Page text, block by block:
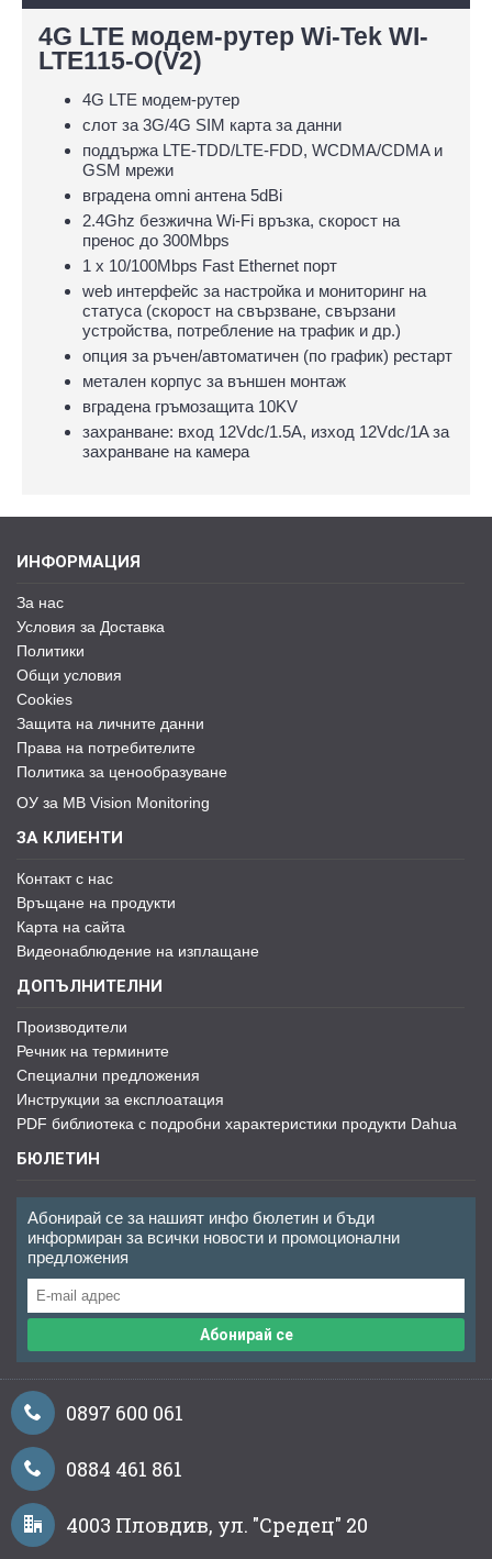
4G LTE модем-рутер Wi-Tek WI-
LTE115-O(V2)
4G LTE модем-рутер
слот за 3G/4G SIM карта за данни
поддържа LTE-TDD/LTE-FDD, WCDMA/CDMA и
GSM мрежи
вградена omni антена 5dBi
2.4Ghz безжична Wi-Fi връзка, скорост на
пренос до 300Mbps
1 х 10/100Mbps Fast Ethernet порт
web интерфейс за настройка и мониторинг на
статуса (скорост на свързване, свързани
устройства, потребление на трафик и др.)
опция за ръчен/автоматичен (по график) рестарт
метален корпус за външен монтаж
вградена гръмозащита 10KV
захранване: вход 12Vdc/1.5A, изход 12Vdc/1A за
захранване на камера
ИНФОРМАЦИЯ
За нас
Условия за Доставка
Политики
Общи условия
Cookies
Защита на личните данни
Права на потребителите
Политика за ценообразуване
ОУ за MB Vision Monitoring
ЗА КЛИЕНТИ
Контакт с нас
Връщане на продукти
Карта на сайта
Видеонаблюдение на изплащане
ДОПЪЛНИТЕЛНИ
Производители
Речник на термините
Специални предложения
Инструкции за експлоатация
PDF библиотека с подробни характеристики продукти Dahua
БЮЛЕТИН
Абонирай се за нашият инфо бюлетин и бъди
информиран за всички новости и промоционални
предложения
Абонирай се
0897 600 061
0884 461 861
4003 Пловдив, ул. "Средец" 20